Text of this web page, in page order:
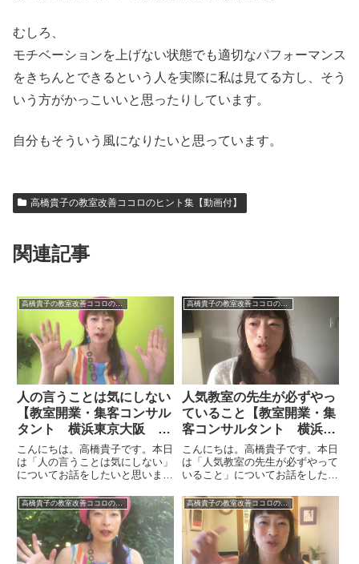
むしろ、
モチベーションを上げない状態でも適切なパフォーマンス
をきちんとできるという人を実際に私は見てる方し、そう
いう方がかっこいいと思ったりしています。
自分もそういう風になりたいと思っています。
高橋貴子の教室改善ココロのヒント集【動画付】
関連記事
高橋貴子の教室改善ココロのヒント集【動画付】
人の言うことは気にしない
【教室開業・集客コンサル
タント 横浜東京大阪 ス
カイプ全国対応】
こんにちは。高橋貴子です。本日
は「人の言うことは気にしない」
についてお話をしたいと思いま
いうのはどういう事でしょうか。
色々なことをやって、たとえば事
業がうまくいくような状態になる
とまわりと比べて目立つようにな
っ...
高橋貴子の教室改善ココロのヒント集【動画付】
人気教室の先生が必ずやっ
ていること【教室開業・集
客コンサルタント 横浜東
京大阪 スカイプ全国対
応】
こんにちは。高橋貴子です。本日
は「人気教室の先生が必ずやって
いること」についてお話をしたい
と、人気教室の先生は返信が早い
ということです。「え？それだ
け？」という人もいるかもしれま
せんが、これは教室に限らずビジ
ネ...
高橋貴子の教室改善ココロのヒント集【動画付】